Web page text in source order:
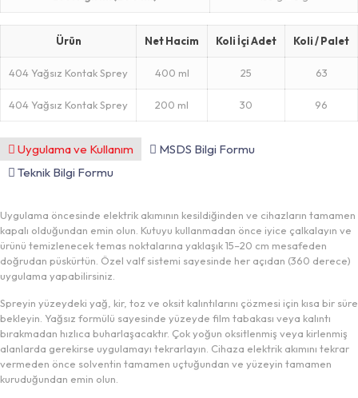
Ürün Net Hacim Koli İçi Adet Koli / Palet
404 Yağsız Kontak Sprey 400 ml 25 63
404 Yağsız Kontak Sprey 200 ml 30 96
Uygulama ve Kullanım
MSDS Bilgi Formu
Teknik Bilgi Formu
Uygulama öncesinde elektrik akımının kesildiğinden ve cihazların tamamen
kapalı olduğundan emin olun. Kutuyu kullanmadan önce iyice çalkalayın ve
ürünü temizlenecek temas noktalarına yaklaşık 15–20 cm mesafeden
doğrudan püskürtün. Özel valf sistemi sayesinde her açıdan (360 derece)
uygulama yapabilirsiniz.
Spreyin yüzeydeki yağ, kir, toz ve oksit kalıntılarını çözmesi için kısa bir süre
bekleyin. Yağsız formülü sayesinde yüzeyde film tabakası veya kalıntı
bırakmadan hızlıca buharlaşacaktır. Çok yoğun oksitlenmiş veya kirlenmiş
alanlarda gerekirse uygulamayı tekrarlayın. Cihaza elektrik akımını tekrar
vermeden önce solventin tamamen uçtuğundan ve yüzeyin tamamen
kuruduğundan emin olun.